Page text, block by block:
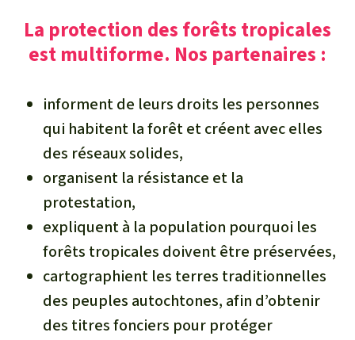
La protection des forêts tropicales
est multiforme. Nos partenaires :
informent de leurs droits les personnes
qui habitent la forêt et créent avec elles
des réseaux solides,
organisent la résistance et la
protestation,
expliquent à la population pourquoi les
forêts tropicales doivent être préservées,
cartographient les terres traditionnelles
des peuples autochtones, afin d’obtenir
des titres fonciers pour protéger